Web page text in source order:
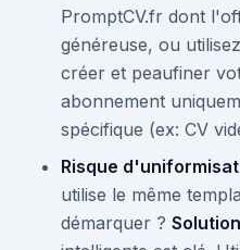
PromptCV.fr dont
généreuse, ou
créer et peaufiner
abonnement
spécifique (ex: CV
Risque
utilise le même
démarquer ? Solution